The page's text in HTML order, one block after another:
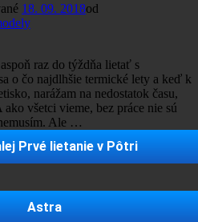
18. 09. 2018od
raz do týždňa lietať s
o čo najdlhšie termické lety a keď k
narážam na nedostatok času,
všetci vieme, bez práce nie sú
Ale …
Prvé lietanie v Pôtri
Astra